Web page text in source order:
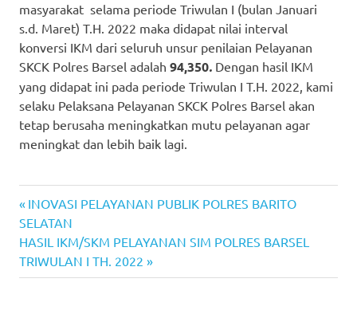
masyarakat selama periode Triwulan I (bulan Januari
s.d. Maret) T.H. 2022 maka didapat nilai interval
konversi IKM dari seluruh unsur penilaian Pelayanan
SKCK Polres Barsel adalah 94,350. Dengan hasil IKM
yang didapat ini pada periode Triwulan I T.H. 2022, kami
selaku Pelaksana Pelayanan SKCK Polres Barsel akan
tetap berusaha meningkatkan mutu pelayanan agar
meningkat dan lebih baik lagi.
Post
navigation
Previous
Post:
INOVASI PELAYANAN PUBLIK POLRES BARITO
SELATAN
Next
Post:
HASIL IKM/SKM PELAYANAN SIM POLRES BARSEL
TRIWULAN I TH. 2022